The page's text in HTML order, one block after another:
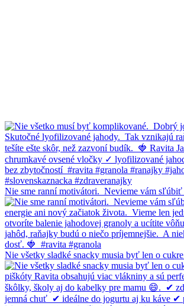
Nie sme ranní motivátori.⁠ ⁠ Nevieme vám sľúbiť
Nie všetky sladké snacky musia byť len o